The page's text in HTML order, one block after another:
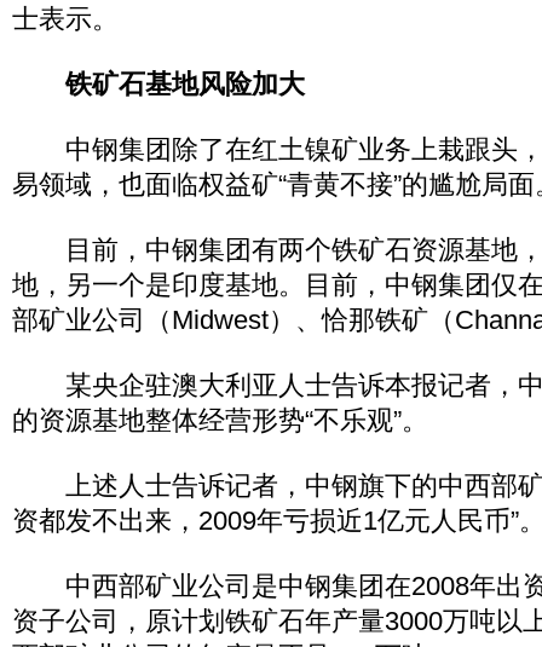
士表示。
铁矿石基地风险加大
中钢集团除了在红土镍矿业务上栽跟头
易领域，也面临权益矿“青黄不接”的尴尬局面
目前，中钢集团有两个铁矿石资源基地
地，另一个是印度基地。目前，中钢集团仅
部矿业公司（Midwest）、恰那铁矿（
某央企驻澳大利亚人士告诉本报记者，
的资源基地整体经营形势“不乐观”。
上述人士告诉记者，中钢旗下的中西部矿
资都发不出来，2009年亏损近1亿元人民币”
中西部矿业公司是中钢集团在2008年出
资子公司，原计划铁矿石年产量3000万吨以